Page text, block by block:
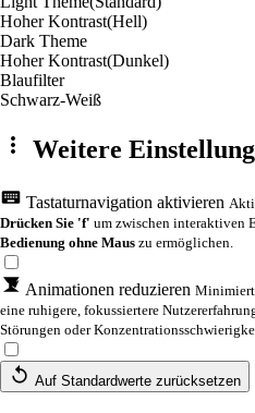
Hoher Kontrast(Hell)
Dark Theme
Hoher Kontrast(Dunkel)
Blaufilter
Schwarz-Weiß
Weitere
Tastaturnavigation aktivieren
Drücken Sie 'f' um zwischen interaktiven
Bedienung ohne Maus zu ermöglichen.
Animationen reduzieren Minimiert
eine ruhigere, fokussiertere
Störungen oder
Auf Standardwerte zurücksetzen